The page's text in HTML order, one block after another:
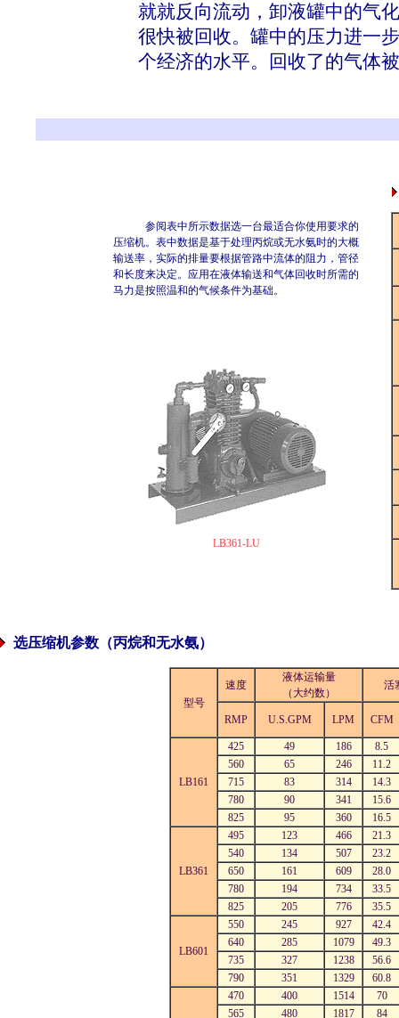
就就反向流动，卸液罐中的气
很快被回收。罐中的压力进一
个经济的水平。回收了的气体
参阅表中所示数据选一台最适合你使用要求的
压缩机。表中数据是基于处理丙烷或无水氨时的大概
输送率，实际的排量要根据管路中流体的阻力，管径
和长度来决定。应用在液体输送和气体回收时所需的
马力是按照温和的气候条件为基础。
LB361-LU
选压缩机参数（丙烷和无水氨）
型号
速度
液体运输量
（大约数）
活
RMP U.S.GPM LPM CFM
LB161
425 49 186
8.5
560
65 246
11.2
715
83 314
14.3
780
90 341
15.6
825
95 360 16.5
LB361
495 123 466
21.3
540
134 507
23.2
650
161 609
28.0
780
194 734
33.5
825
205 776 35.5
LB601
550 245 927
42.4
640
285 1079
49.3
735
327 1238
56.6
790
351 1329 60.8
470 400 1514
70
565
480 1817 84